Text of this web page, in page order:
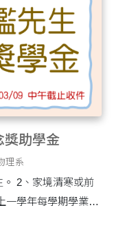
獎助學金
理系
分以上，無懲處紀